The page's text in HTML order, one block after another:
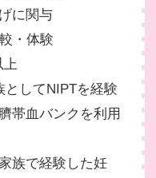
に関与
・体験
上
してNIPTを経験
帯血バンクを利用
族で経験した妊